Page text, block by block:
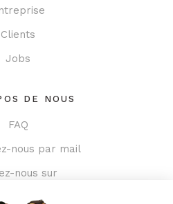
Clients
Jobs
DE NOUS
FAQ
nous par mail
nous sur